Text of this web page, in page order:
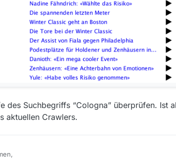
des Suchbegriffs “Cologna” überprüfen. Ist
aktuellen Crawlers.